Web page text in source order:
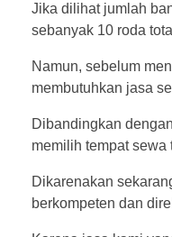
Jika dilihat jumlah
sebanyak 10 roda
Namun, sebelum
membutuhkan jasa
Dibandingkan
memilih tempat
Dikarenakan
berkompeten dan